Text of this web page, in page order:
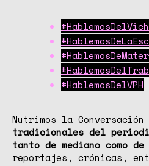
#HablemosDelVPH
Nutrimos la
tradicionales del
tanto de mediano como
reportajes, crónicas,